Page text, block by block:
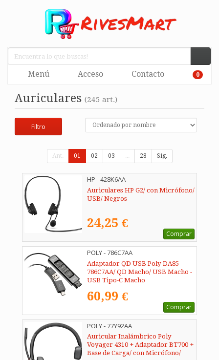
Menú Acceso Contacto 0
Auriculares (245 art.)
Filtro
Ant. 01 02 03 ... 28 Sig.
HP - 428K6AA
Auriculares HP G2/ con Micrófono/
USB/ Negros
24,25 €
Comprar
POLY - 786C7AA
Adaptador QD USB Poly DA85
786C7AA/ QD Macho/ USB Macho -
USB Tipo-C Macho
60,99 €
Comprar
POLY - 77Y92AA
Auricular Inalámbrico Poly
Voyager 4310 + Adaptador BT700 +
Base de Carga/ con Micrófono/